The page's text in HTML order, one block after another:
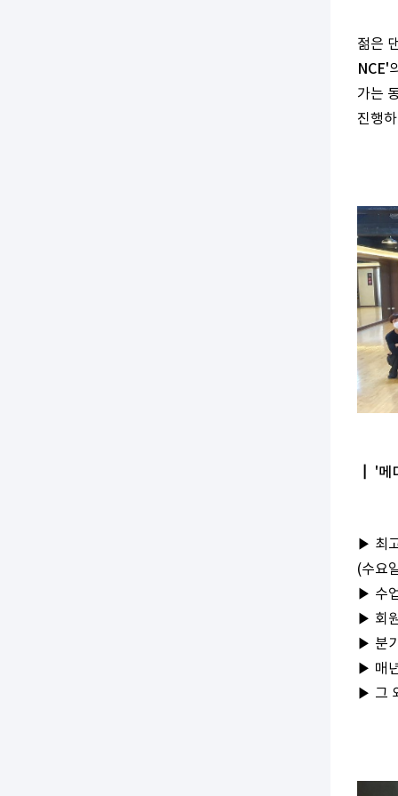
젊은
NCE'
가는
진행
┃ '메
▶ 최
(수요
▶ 수
▶ 회
▶ 분
▶ 매
▶ 그